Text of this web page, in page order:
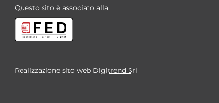
Questo sito è associato alla
Realizzazione sito web Digitrend Srl